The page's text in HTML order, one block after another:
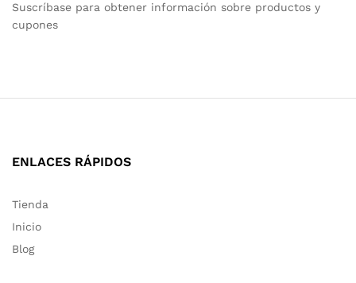
Suscríbase para obtener información sobre productos y
cupones
ENLACES RÁPIDOS
Tienda
Inicio
Blog